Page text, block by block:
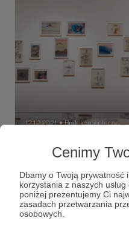
Cenimy
Dbamy o Twoją prywatność
korzystania z naszych
poniżej prezentujemy Ci
zasadach przetwarzania
osobowych.
12.12.2021 ● Brak komentarzy
Wystawa Urszula
Dokumentacja
katarzynakozyrafoundation